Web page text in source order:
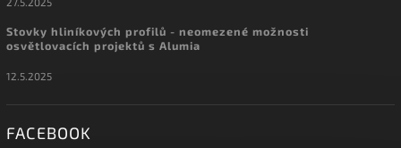
Stovky hliníkových profilů - neomezené možnosti
osvětlovacích projektů s Alumia
12.5.2025
FACEBOOK